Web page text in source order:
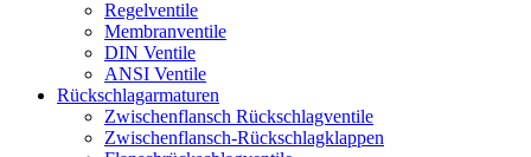
Regelventile
Membranventile
DIN Ventile
ANSI Ventile
Rückschlag­armaturen
Zwischenflansch Rückschlagventile
Zwischenflansch-Rückschlagklappen